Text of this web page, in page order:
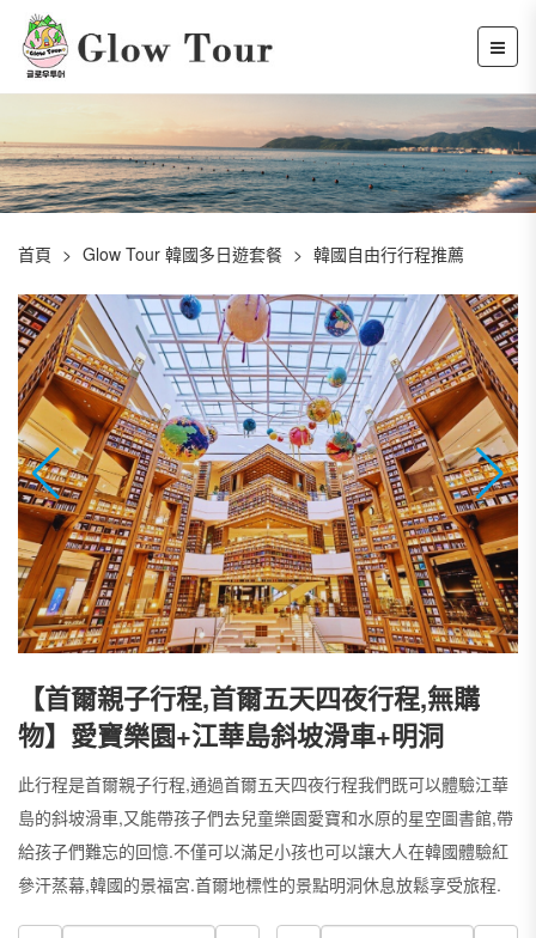
首頁 Glow Tour 韓國多日遊套餐 韓國自由行行程推薦
【首爾親子行程,首爾五天四夜行程,無購
物】愛寶樂園+江華島斜坡滑車+明洞
此行程是首爾親子行程,通過首爾五天四夜行程我們既可以體驗江華
島的斜坡滑車,又能帶孩子們去兒童樂園愛寶和水原的星空圖書館,帶
給孩子們難忘的回憶.不僅可以滿足小孩也可以讓大人在韓國體驗紅
參汗蒸幕,韓國的景福宮.首爾地標性的景點明洞休息放鬆享受旅程.